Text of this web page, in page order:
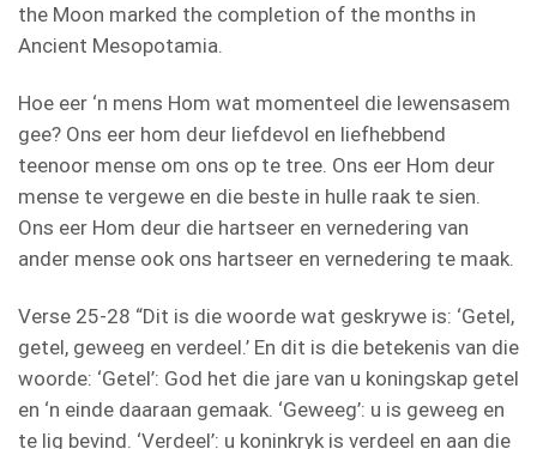
the Moon marked the completion of the months in
Ancient Mesopotamia.
Hoe eer ‘n mens Hom wat momenteel die lewensasem
gee? Ons eer hom deur liefdevol en liefhebbend
teenoor mense om ons op te tree. Ons eer Hom deur
mense te vergewe en die beste in hulle raak te sien.
Ons eer Hom deur die hartseer en vernedering van
ander mense ook ons hartseer en vernedering te maak.
Verse 25-28 “Dit is die woorde wat geskrywe is: ‘Getel,
getel, geweeg en verdeel.’ En dit is die betekenis van die
woorde: ‘Getel’: God het die jare van u koningskap getel
en ‘n einde daaraan gemaak. ‘Geweeg’: u is geweeg en
te lig bevind. ‘Verdeel’: u koninkryk is verdeel en aan die